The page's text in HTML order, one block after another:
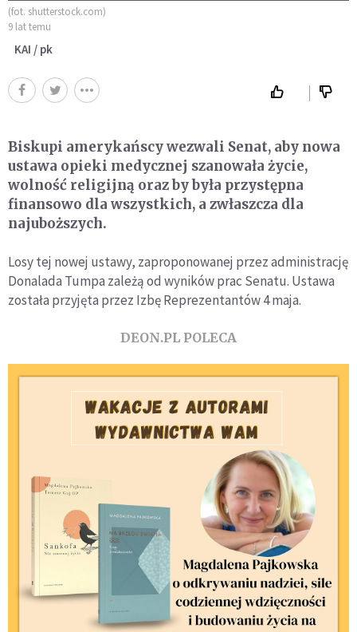
(fot. shutterstock.com)
9 lat temu
KAI / pk
Biskupi amerykańscy wezwali Senat, aby nowa
ustawa opieki medycznej szanowała życie,
wolność religijną oraz by była przystępna
finansowo dla wszystkich, a zwłaszcza dla
najuboższych.
Losy tej nowej ustawy, zaproponowanej przez administrację
Donalada Tumpa zależą od wyników prac Senatu. Ustawa
została przyjęta przez Izbę Reprezentantów 4 maja.
DEON.PL POLECA